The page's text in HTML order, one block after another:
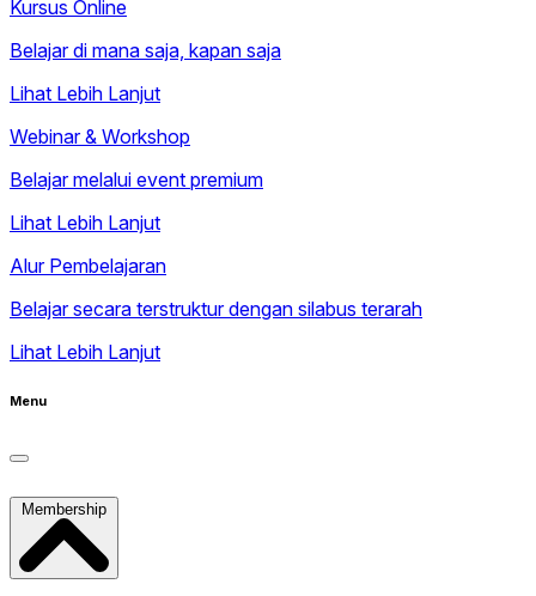
Kursus Online
Belajar di mana saja, kapan saja
Lihat Lebih Lanjut
Webinar & Workshop
Belajar melalui event premium
Lihat Lebih Lanjut
Alur Pembelajaran
Belajar secara terstruktur dengan silabus terarah
Lihat Lebih Lanjut
Menu
Membership